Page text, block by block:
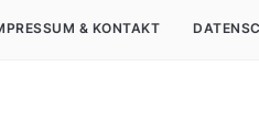
& KONTAKT